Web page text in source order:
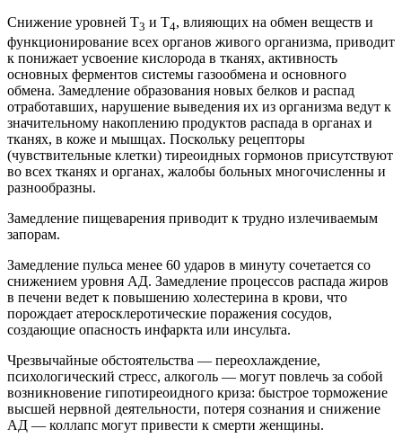
Снижение уровней Т3 и Т4, влияющих на обмен веществ и
функционирование всех органов живого организма, приводит
к понижает усвоение кислорода в тканях, активность
основных ферментов системы газообмена и основного
обмена. Замедление образования новых белков и распад
отработавших, нарушение выведения их из организма ведут к
значительному накоплению продуктов распада в органах и
тканях, в коже и мышцах. Поскольку рецепторы
(чувствительные клетки) тиреоидных гормонов присутствуют
во всех тканях и органах, жалобы больных многочисленны и
разнообразны.
Замедление пищеварения приводит к трудно излечиваемым
запорам.
Замедление пульса менее 60 ударов в минуту сочетается со
снижением уровня АД. Замедление процессов распада жиров
в печени ведет к повышению холестерина в крови, что
порождает атеросклеротические поражения сосудов,
создающие опасность инфаркта или инсульта.
Чрезвычайные обстоятельства — переохлаждение,
психологический стресс, алкоголь — могут повлечь за собой
возникновение гипотиреоидного криза: быстрое торможение
высшей нервной деятельности, потеря сознания и снижение
АД — коллапс могут привести к смерти женщины.